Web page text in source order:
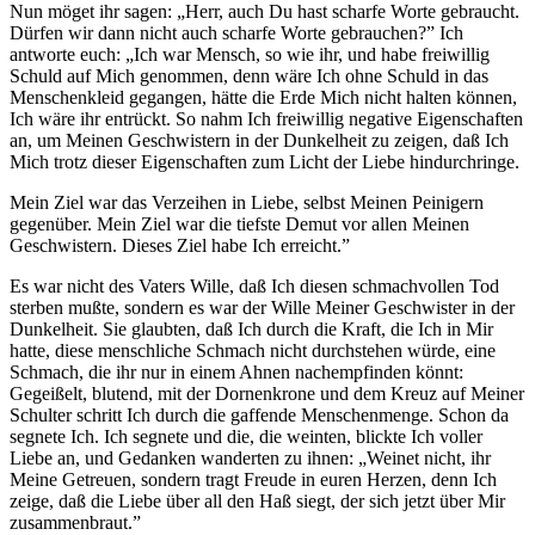
Nun möget ihr sagen: „Herr, auch Du hast scharfe Worte gebraucht.
Dürfen wir dann nicht auch scharfe Worte gebrauchen?” Ich
antworte euch: „Ich war Mensch, so wie ihr, und habe freiwillig
Schuld auf Mich genommen, denn wäre Ich ohne Schuld in das
Menschenkleid gegangen, hätte die Erde Mich nicht halten können,
Ich wäre ihr entrückt. So nahm Ich freiwillig negative Eigenschaften
an, um Meinen Geschwistern in der Dunkelheit zu zeigen, daß Ich
Mich trotz dieser Eigenschaften zum Licht der Liebe hindurchringe.
Mein Ziel war das Verzeihen in Liebe, selbst Meinen Peinigern
gegenüber. Mein Ziel war die tiefste Demut vor allen Meinen
Geschwistern. Dieses Ziel habe Ich erreicht.”
Es war nicht des Vaters Wille, daß Ich diesen schmachvollen Tod
sterben mußte, sondern es war der Wille Meiner Geschwister in der
Dunkelheit. Sie glaubten, daß Ich durch die Kraft, die Ich in Mir
hatte, diese menschliche Schmach nicht durchstehen würde, eine
Schmach, die ihr nur in einem Ahnen nachempfinden könnt:
Gegeißelt, blutend, mit der Dornenkrone und dem Kreuz auf Meiner
Schulter schritt Ich durch die gaffende Menschenmenge. Schon da
segnete Ich. Ich segnete und die, die weinten, blickte Ich voller
Liebe an, und Gedanken wanderten zu ihnen: „Weinet nicht, ihr
Meine Getreuen, sondern tragt Freude in euren Herzen, denn Ich
zeige, daß die Liebe über all den Haß siegt, der sich jetzt über Mir
zusammenbraut.”